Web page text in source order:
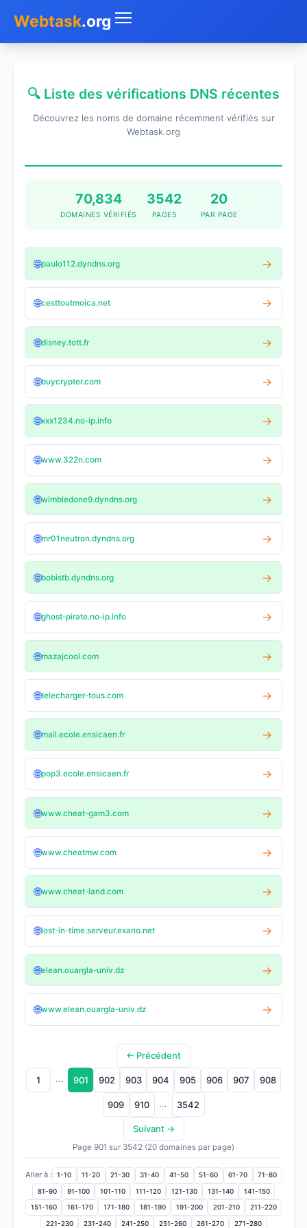
Webtask.org
Whois
SMS Gratuit
🔍 Liste des vérifications DNS récentes
Découvrez les noms de domaine récemment vérifiés sur
Webtask.org
70,834
DOMAINES VÉRIFIÉS
3542
PAGES
20
PAR PAGE
🌐paulo112.dyndns.org →
🌐cesttoutmoica.net →
🌐disney.tott.fr →
🌐buycrypter.com →
🌐xxx1234.no-ip.info →
🌐www.322n.com →
🌐wimbledone9.dyndns.org →
🌐mr01neutron.dyndns.org →
🌐bobistb.dyndns.org →
🌐ghost-pirate.no-ip.info →
🌐mazajcool.com →
🌐telecharger-tous.com →
🌐mail.ecole.ensicaen.fr →
🌐pop3.ecole.ensicaen.fr →
🌐www.cheat-gam3.com →
🌐www.cheatmw.com →
🌐www.cheat-land.com →
🌐lost-in-time.serveur.exano.net →
🌐elean.ouargla-univ.dz →
🌐www.elean.ouargla-univ.dz →
← Précédent
1 ... 901 902 903 904 905 906 907 908
909 910 ... 3542
Suivant →
Page 901 sur 3542 (20 domaines par page)
Aller à : 1-10 11-20 21-30 31-40 41-50 51-60 61-70 71-80
81-90 91-100 101-110 111-120 121-130 131-140 141-150
151-160 161-170 171-180 181-190 191-200 201-210 211-220
221-230 231-240 241-250 251-260 261-270 271-280